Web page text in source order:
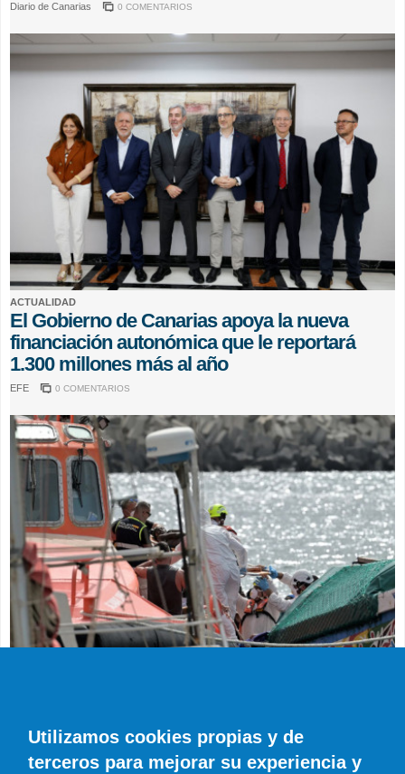
Diario de Canarias 0 COMENTARIOS
ACTUALIDAD
El Gobierno de Canarias apoya la nueva
financiación autonómica que le reportará
1.300 millones más al año
EFE 0 COMENTARIOS
Hierro
EFE 0 COMENTARIOS
Utilizamos cookies propias y de
terceros para mejorar su experiencia y